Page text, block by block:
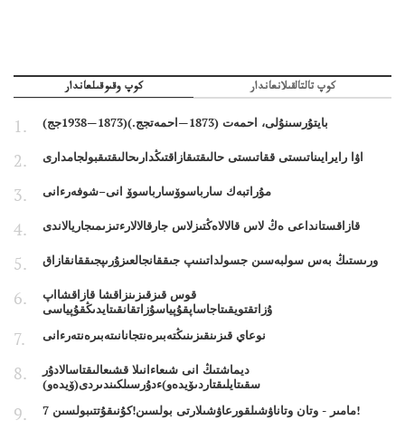
كوپ وقىوقىلعاندار كوپ تالتالقىلانعاندار
بايتۇرسىنۇلى، احمەت (1873—احمەتجج.)(1873—1938جج)
اۋا رايرايىناتىستى ققاتىستى حالىقتىقازاقتىڭدارىحالىقتىقبولجامدارى
مۇراتبەك سارباسوۆسارباسوۆ انى–شوفەرءانى
قازاقستانداعى ەڭ لاس قالالاەڭتىزلاس جارقالالارءتىزىمىجاريالاندى
ورىستىڭ بەس سولبەسىن جسولداتىنىپ جىققانجالعىزۇرىپجىققانقازاق
قوس قىزقىزىنزاقشا قازاقشااپ
ۇزاتقتويقىتاجاساپقۇپياسۇزاتقانقىتايدىڭقۇپياسى
نوعاي قىزىنقىزىنىڭتەبىرەنتجانانىتەبىرەنتەرءانى
ديماشتىڭ انى شىعاءانىلا قشىعالىقتاسالادۇر
سقىتايلىقتاردىۆيدەو)ءدۇرسىلكىندىردى(ۆيدەو)
7 مامىر - وتان وتاناۋشىلقورعاۋشىلارتى بولسىن!كۇنىقۇتتىبولسىن!